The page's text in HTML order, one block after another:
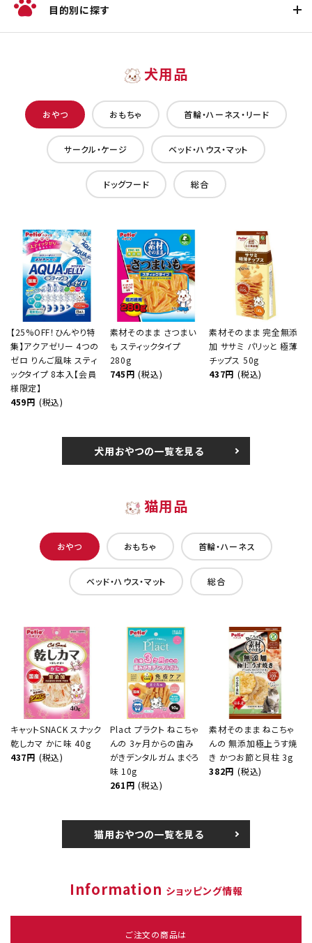
目的別に探す
犬用品
おやつ おもちゃ 首輪・ハーネス・リード
サークル・ケージ ベッド・ハウス・マット
ドッグフード 総合
【25%OFF！ひんやり特
集】アクアゼリー 4つの
ゼロ りんご風味 スティ
ックタイプ 8本入【会員
様限定】
459円 (税込)
素材そのまま さつまい
も スティックタイプ
280g
745円 (税込)
素材そのまま 完全無添
加 ササミ パリッと 極薄
チップス 50g
437円 (税込)
犬用おやつの一覧を見る
猫用品
おやつ おもちゃ 首輪・ハーネス
ベッド・ハウス・マット 総合
キャットSNACK スナック
乾しカマ かに味 40g
437円 (税込)
Plact プラクト ねこちゃ
んの 3ヶ月からの歯み
がきデンタルガム まぐろ
味 10g
261円 (税込)
素材そのまま ねこちゃ
んの 無添加極上うす焼
き かつお節と貝柱 3g
382円 (税込)
猫用おやつの一覧を見る
Information ショッピング情報
ご注文の商品は